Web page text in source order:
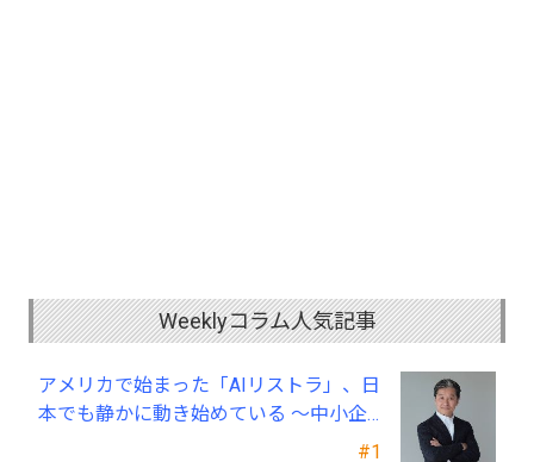
Weeklyコラム人気記事
#1
アメリカで始まった「AIリストラ」、日
本でも静かに動き始めている ～中小企
業経営者が今、見直すべき採用・業務・